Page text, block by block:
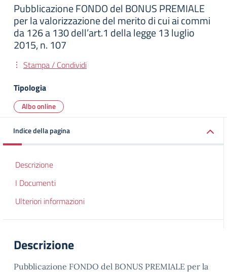
Pubblicazione FONDO del BONUS PREMIALE
per la valorizzazione del merito di cui ai commi
da 126 a 130 dell’art.1 della legge 13 luglio
2015, n. 107
Stampa / Condividi
Tipologia
Albo online
Indice della pagina
Descrizione
I Documenti
Ulteriori informazioni
Descrizione
Pubblicazione FONDO del BONUS PREMIALE per la